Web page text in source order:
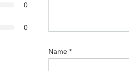
0
0
Name *